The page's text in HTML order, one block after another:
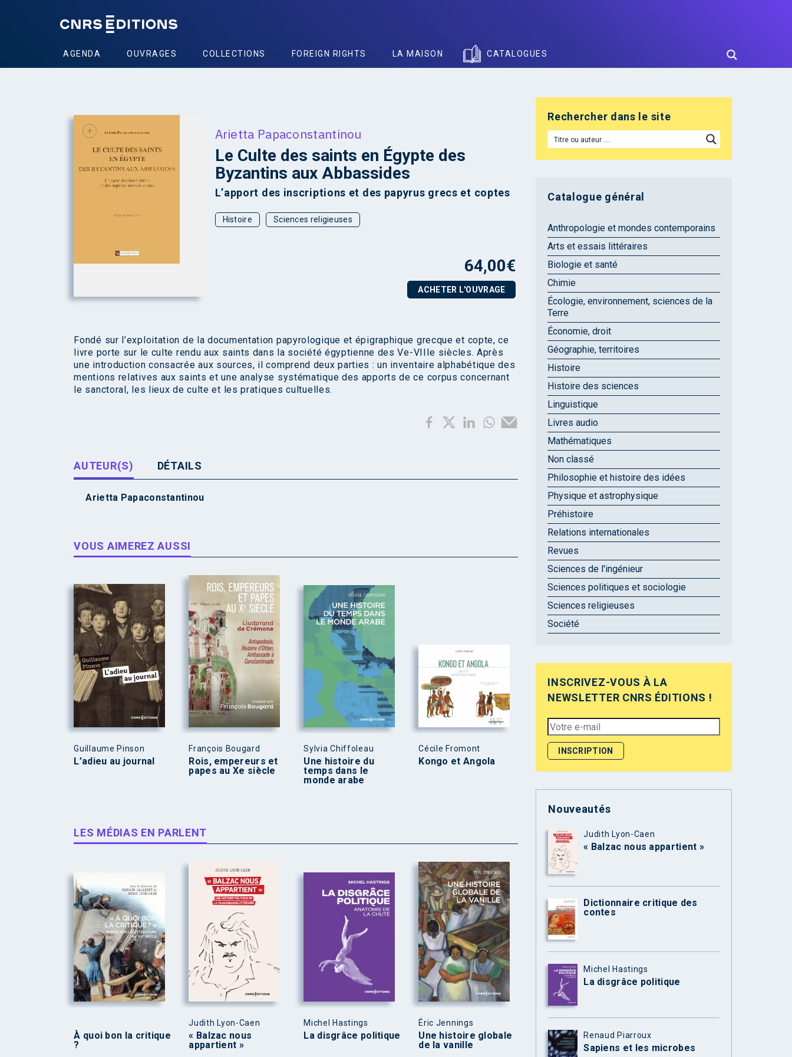
AGENDA OUVRAGES COLLECTIONS FOREIGN RIGHTS LA MAISON CATALOGUES
+ Arietta Papaconstantinou
Le Culte des saints en Égypte des
Byzantins aux Abbassides
L’apport des inscriptions et des papyrus grecs et coptes
Histoire Sciences religieuses
64,00€
ACHETER L'OUVRAGE
Fondé sur l’exploitation de la documentation papyrologique et épigraphique grecque et copte, ce
livre porte sur le culte rendu aux saints dans la société égyptienne des Ve-VIIIe siècles. Après
une introduction consacrée aux sources, il comprend deux parties : un inventaire alphabétique des
mentions relatives aux saints et une analyse systématique des apports de ce corpus concernant
le sanctoral, les lieux de culte et les pratiques cultuelles.
AUTEUR(S) DÉTAILS
Arietta Papaconstantinou
VOUS AIMEREZ AUSSI
Guillaume Pinson
L’adieu au journal
François Bougard
Rois, empereurs et
papes au Xe siècle
Sylvia Chiffoleau
Une histoire du
temps dans le
monde arabe
Cécile Fromont
Kongo et Angola
LES MÉDIAS EN PARLENT
À quoi bon la critique
?
Judith Lyon-Caen
« Balzac nous
appartient »
Michel Hastings
La disgrâce politique
Éric Jennings
Une histoire globale
de la vanille
Rechercher dans le site
Catalogue général
Anthropologie et mondes contemporains
Arts et essais littéraires
Biologie et santé
Chimie
Écologie, environnement, sciences de la
Terre
Économie, droit
Géographie, territoires
Histoire
Histoire des sciences
Linguistique
Livres audio
Mathématiques
Non classé
Philosophie et histoire des idées
Physique et astrophysique
Préhistoire
Relations internationales
Revues
Sciences de l'ingénieur
Sciences politiques et sociologie
Sciences religieuses
Société
INSCRIVEZ-VOUS À LA
NEWSLETTER CNRS ÉDITIONS !
Nouveautés
Judith Lyon-Caen
« Balzac nous appartient »
Dictionnaire critique des
contes
Michel Hastings
La disgrâce politique
Renaud Piarroux
Sapiens et les microbes